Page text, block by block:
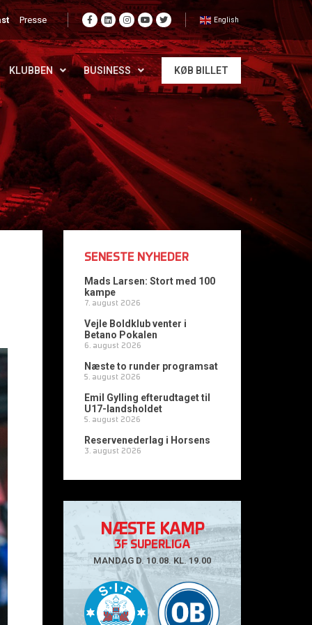
Presse English
KLUBBEN BUSINESS KØB BILLET
SENESTE NYHEDER
Mads Larsen: Stort med 100
kampe
7. august 2026
Vejle Boldklub venter i
Betano Pokalen
6. august 2026
Næste to runder programsat
5. august 2026
Emil Gylling efterudtaget til
U17-landsholdet
5. august 2026
Reservenederlag i Horsens
3. august 2026
NÆSTE KAMP
3F SUPERLIGA
MANDAG D. 10.08. KL. 19.00